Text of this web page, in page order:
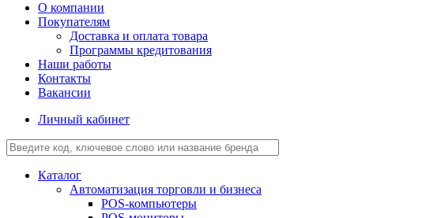
О компании
Покупателям
Доставка и оплата товара
Программы кредитования
Наши работы
Контакты
Вакансии
Личный кабинет
Каталог
Автоматизация торговли и бизнеса
POS-компьютеры